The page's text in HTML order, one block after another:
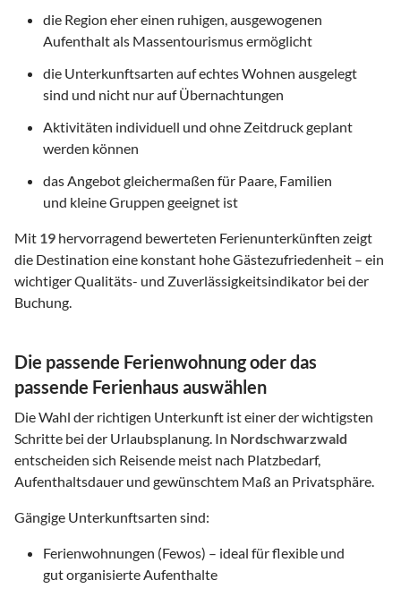
die Region eher einen ruhigen, ausgewogenen
Aufenthalt als Massentourismus ermöglicht
die Unterkunftsarten auf echtes Wohnen ausgelegt
sind und nicht nur auf Übernachtungen
Aktivitäten individuell und ohne Zeitdruck geplant
werden können
das Angebot gleichermaßen für Paare, Familien
und kleine Gruppen geeignet ist
Mit 19 hervorragend bewerteten Ferienunterkünften zeigt
die Destination eine konstant hohe Gästezufriedenheit – ein
wichtiger Qualitäts- und Zuverlässigkeitsindikator bei der
Buchung.
Die passende Ferienwohnung oder das
passende Ferienhaus auswählen
Die Wahl der richtigen Unterkunft ist einer der wichtigsten
Schritte bei der Urlaubsplanung. In Nordschwarzwald
entscheiden sich Reisende meist nach Platzbedarf,
Aufenthaltsdauer und gewünschtem Maß an Privatsphäre.
Gängige Unterkunftsarten sind:
Ferienwohnungen (Fewos) – ideal für flexible und
gut organisierte Aufenthalte